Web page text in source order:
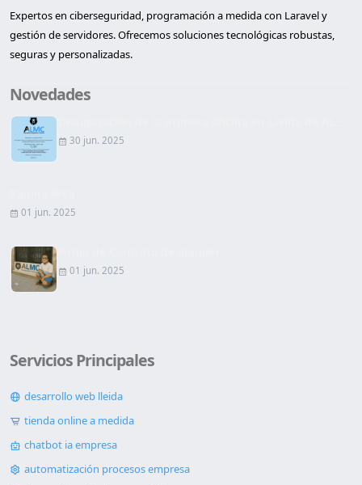
Expertos en ciberseguridad, programación a medida con Laravel y
gestión de servidores. Ofrecemos soluciones tecnológicas robustas,
seguras y personalizadas.
Novedades
30 jun. 2025
01 jun. 2025
01 jun. 2025
Servicios Principales
desarrollo web lleida
tienda online a medida
chatbot ia empresa
automatización procesos empresa